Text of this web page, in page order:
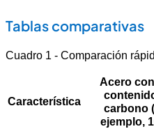
Tablas comparativas
Cuadro 1 - Comparación
Característica
Acero
carbono
ejemplo,